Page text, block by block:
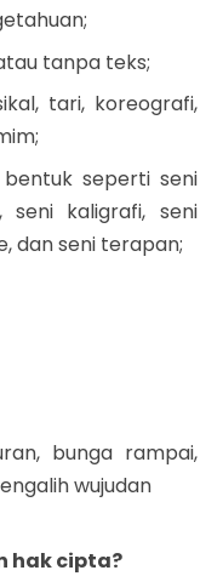
tanpa teks;
tari, koreografi,
seperti seni
seni kaligrafi, seni
dan seni terapan;
bunga rampai,
wujudan
hak cipta?